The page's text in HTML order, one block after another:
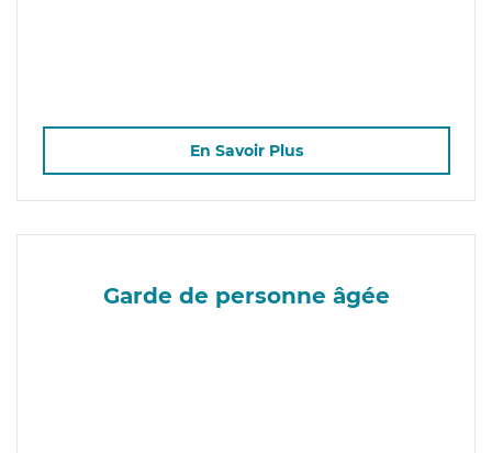
En Savoir Plus
Garde de personne âgée